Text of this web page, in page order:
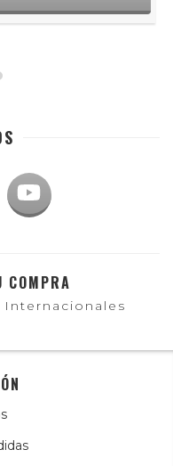
COMPRA
Internacionales